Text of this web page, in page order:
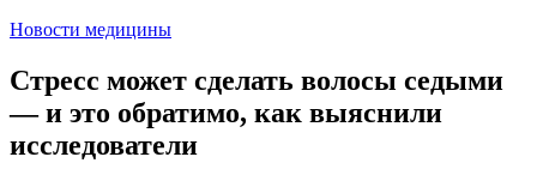
Опубликовано
Новости медицины
Стресс может сделать волосы седыми
— и это обратимо, как выяснили
исследователи